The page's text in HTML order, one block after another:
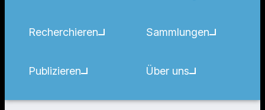
Recherchieren
Publizieren
Sammlungen
Über uns